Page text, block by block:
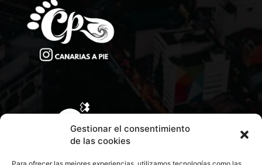
Gestionar el consentimiento
de las cookies